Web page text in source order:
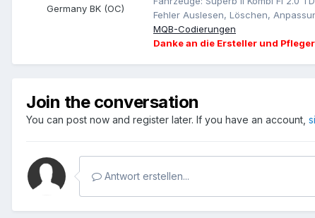
Germany BK (OC)
Fehler Auslesen, Löschen,
MQB-Codierungen
Danke an die Ersteller und
Join the conversation
You can post now and register later. If you have an account,
Antwort erstellen...